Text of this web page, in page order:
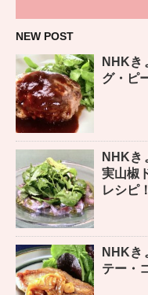
NEW POST
NHKき
グ・ピ
NHKき
実山椒
レシピ
NHKき
テー・